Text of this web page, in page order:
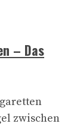
– Das
zwischen